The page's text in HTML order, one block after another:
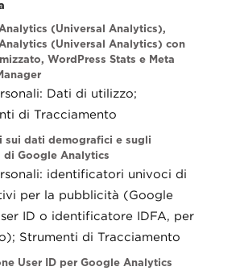
(Universal Analytics),
(Universal Analytics) con
WordPress Stats e Meta
Dati di utilizzo;
di Tracciamento
sui dati demografici e sugli
di Google Analytics
identificatori univoci di
per la pubblicità (Google
ID o identificatore IDFA, per
Strumenti di Tracciamento
User ID per Google Analytics